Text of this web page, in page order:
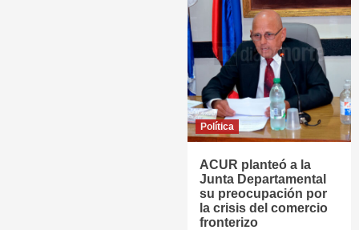
Política
ACUR planteó a la
Junta Departamental
su preocupación por
la crisis del comercio
fronterizo